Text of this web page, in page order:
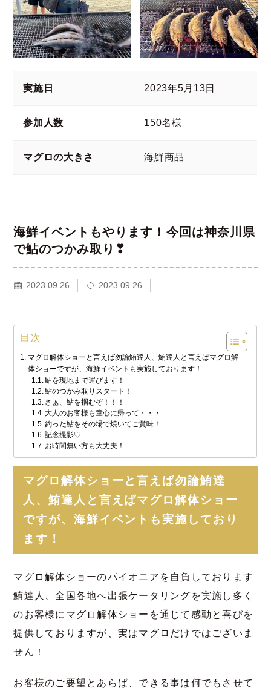
実施日 2023年5月13日
参加人数 150名様
マグロの大きさ 海鮮商品
海鮮イベントもやります！今回は神奈川県
で鮎のつかみ取り❣
2023.09.26 2023.09.26
目次
マグロ解体ショーと言えば勿論鮪達人、鮪達人と言えばマグロ解
体ショーですが、海鮮イベントも実施しております！
鮎を現地まで運びます！
鮎のつかみ取りスタート！
さぁ、鮎を掴むぞ！！！
大人のお客様も童心に帰って・・・
釣った鮎をその場で焼いてご賞味！
記念撮影♡
お時間無い方も大丈夫！
マグロ解体ショーと言えば勿論鮪達
人、鮪達人と言えばマグロ解体ショー
ですが、海鮮イベントも実施しており
ます！
マグロ解体ショーのパイオニアを自負しております
鮪達人、全国各地へ出張ケータリングを実施し多く
のお客様にマグロ解体ショーを通じて感動と喜びを
提供しておりますが、実はマグロだけではございま
せん！
お客様のご要望とあらば、できる事は何でもさせて